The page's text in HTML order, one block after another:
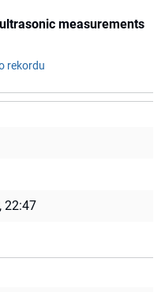
measurements
rekordu
22:47